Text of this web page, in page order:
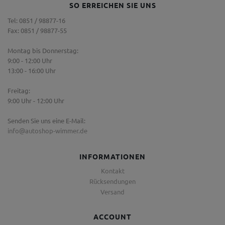
SO ERREICHEN SIE UNS
Tel: 0851 / 98877-16
Fax: 0851 / 98877-55
Montag bis Donnerstag:
9:00 - 12:00 Uhr
13:00 - 16:00 Uhr
Freitag:
9:00 Uhr - 12:00 Uhr
Senden Sie uns eine E-Mail:
info@autoshop-wimmer.de
INFORMATIONEN
Kontakt
Rücksendungen
Versand
ACCOUNT